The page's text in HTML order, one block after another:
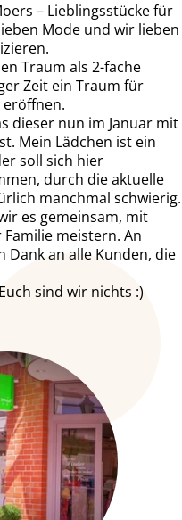
– Lieblingsstücke für
Mode und wir lieben
Traum als 2-fache
Zeit ein Traum für
dieser nun im Januar mit
Mein Lädchen ist ein
soll sich hier
durch die aktuelle
manchmal schwierig.
es gemeinsam, mit
meistern. An
Dank an alle Kunden, die
sind wir nichts :)